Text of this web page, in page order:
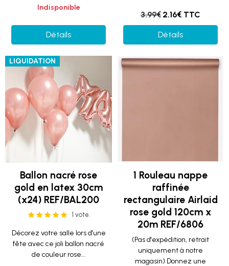
Indisponible
Détails
3.99€ 2.16€ TTC
Détails
LIQUIDATION
Ballon nacré rose
gold en latex 30cm
(x24) REF/BAL200
1 vote.
Décorez votre salle lors d'une
fête avec ce joli ballon nacré
de couleur rose...
1 Rouleau nappe
raffinée
rectangulaire Airlaid
rose gold 120cm x
20m REF/6806
(Pas d'expédition, retrait
uniquement à notre
magasin) Donnez une